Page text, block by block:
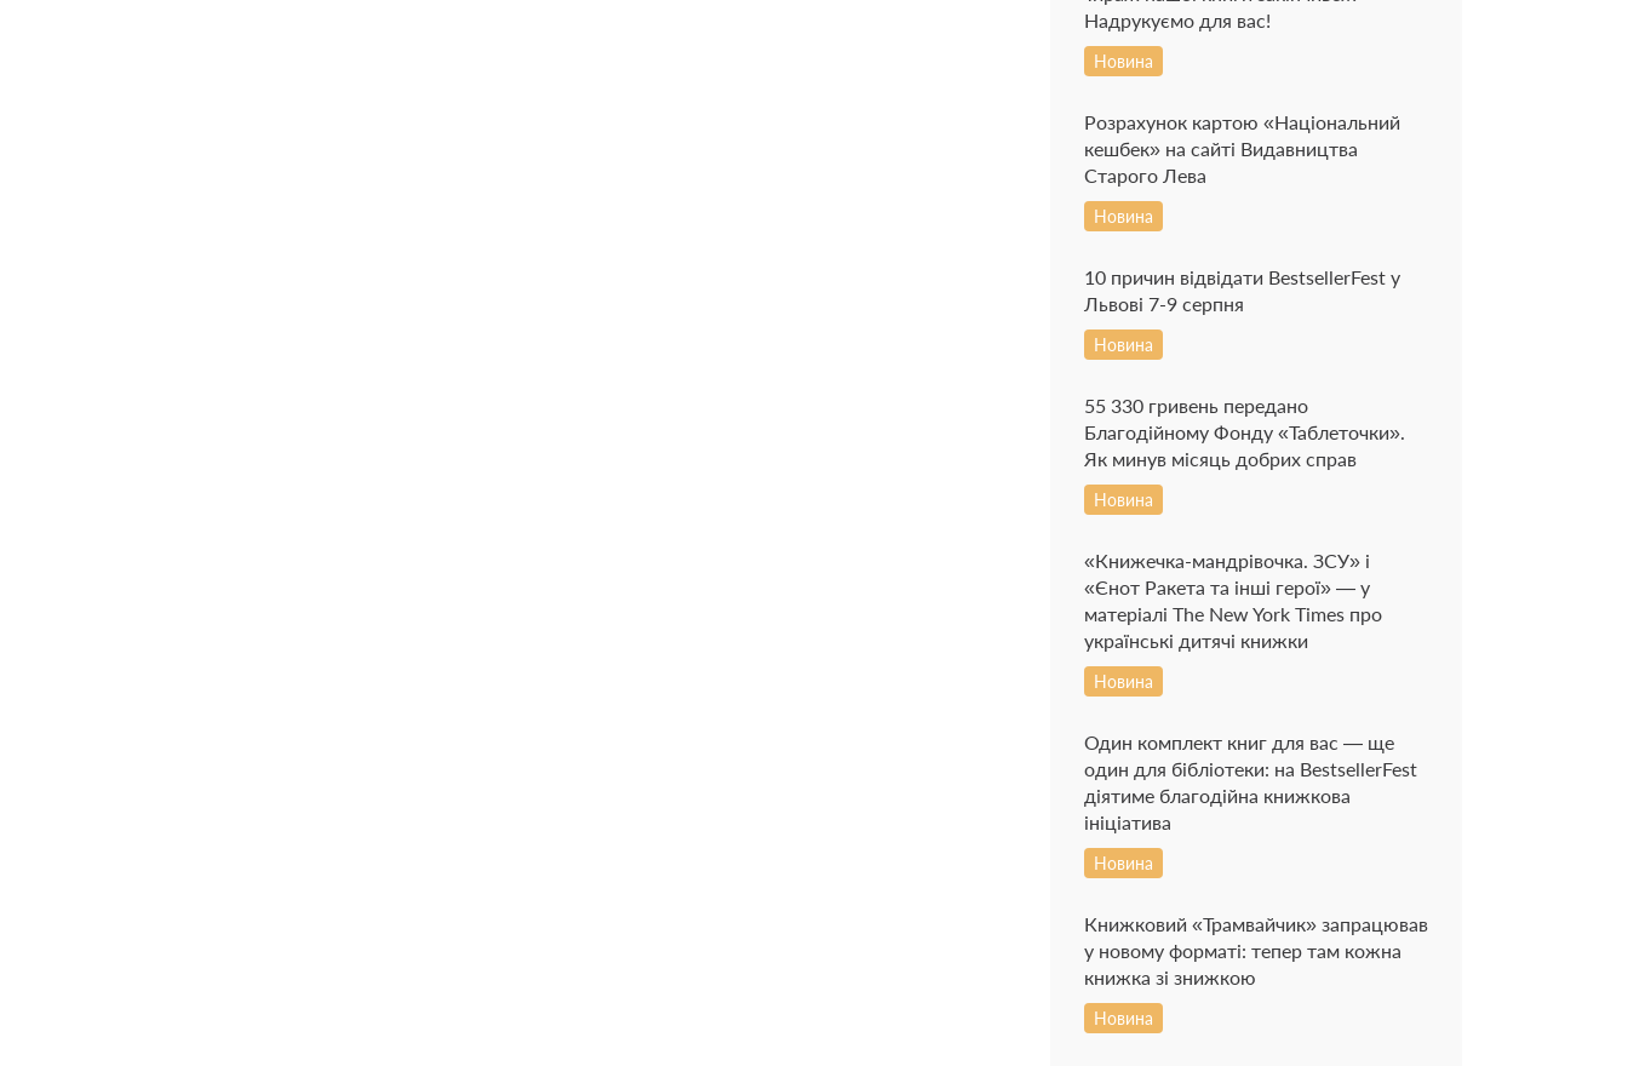
Надрукуємо для вас!
Новина
Розрахунок картою «Національний
кешбек» на сайті Видавництва
Старого Лева
Новина
10 причин відвідати BestsellerFest у
Львові 7-9 серпня
Новина
55 330 гривень передано
Благодійному Фонду «Таблеточки».
Як минув місяць добрих справ
Новина
«Книжечка-мандрівочка. ЗСУ» і
«Єнот Ракета та інші герої» — у
матеріалі The New York Times про
українські дитячі книжки
Новина
Один комплект книг для вас — ще
один для бібліотеки: на BestsellerFest
діятиме благодійна книжкова
ініціатива
Новина
Книжковий «Трамвайчик» запрацював
у новому форматі: тепер там кожна
книжка зі знижкою
Новина